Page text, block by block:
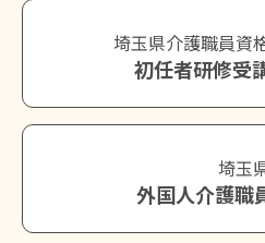
埼玉県介護職員資
初任者研修受
埼玉
外国人介護職